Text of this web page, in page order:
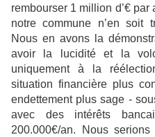
rembourser 1 million d’€
notre commune n’en soit
Nous en avons la
avoir la lucidité et la
uniquement à la
situation financière plus
endettement plus sage -
avec des intérêts
200.000€/an. Nous